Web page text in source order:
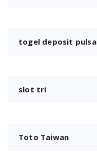
togel deposit pulsa
slot tri
Toto Taiwan